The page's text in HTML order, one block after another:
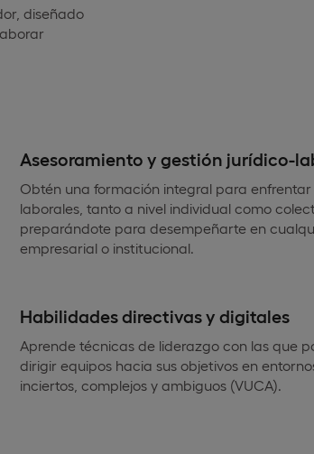
diseñado
Asesoramiento y gestión jurídico-
Obtén una formación integral para enfrentar
laborales, tanto a nivel individual como
preparándote para desempeñarte en
empresarial o institucional.
Habilidades directivas y digitales
Aprende técnicas de liderazgo con las que
dirigir equipos hacia sus objetivos en
inciertos, complejos y ambiguos (VUCA).